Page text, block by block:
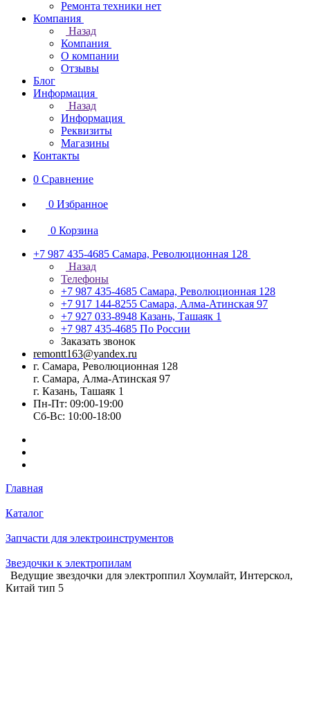
Ремонта техники нет
Компания
Назад
Компания
О компании
Отзывы
Блог
Информация
Назад
Информация
Реквизиты
Магазины
Контакты
0 Сравнение
0 Избранное
0 Корзина
+7 987 435-4685 Самара, Революционная 128
Назад
Телефоны
+7 987 435-4685 Самара, Революционная 128
+7 917 144-8255 Самара, Алма-Атинская 97
+7 927 033-8948 Казань, Ташаяк 1
+7 987 435-4685 По России
Заказать звонок
remontt163@yandex.ru
г. Самара, Революционная 128
г. Самара, Алма-Атинская 97
г. Казань, Ташаяк 1
Пн-Пт: 09:00-19:00
Сб-Вс: 10:00-18:00
Главная
Каталог
Запчасти для электроинструментов
Звездочки к электропилам
Ведущие звездочки для электроппил Хоумлайт, Интерскол,
Китай тип 5